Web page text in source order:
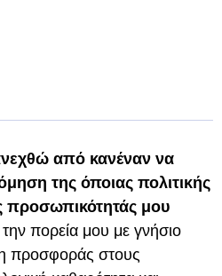
από κανέναν να
της όποιας πολιτικής
προσωπικότητάς μου
πορεία μου με γνήσιο
προσφοράς στους